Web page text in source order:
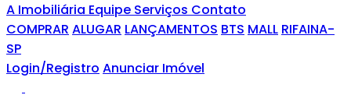
A Imobiliária Equipe Serviços Contato
COMPRAR ALUGAR LANÇAMENTOS BTS MALL RIFAINA-
SP
Login/Registro Anunciar Imóvel